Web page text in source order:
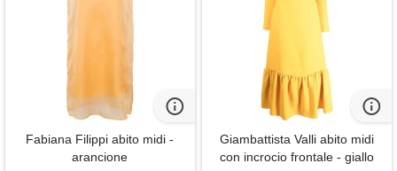
Fabiana Filippi abito midi -
arancione
Giambattista Valli abito midi
con incrocio frontale - giallo